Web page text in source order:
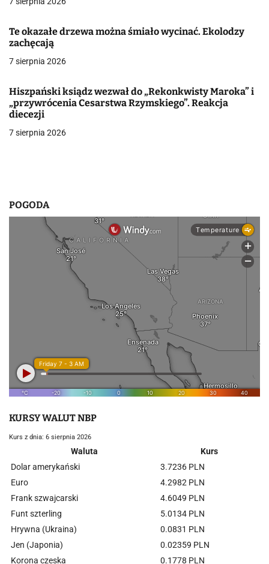
j
a
w
i
s
Te okazałe drzewa można śmiało wycinać. Ekolodzy
zachęcają
7 sierpnia 2026
Hiszpański ksiądz wezwał do „Rekonkwisty Maroka” i
„przywrócenia Cesarstwa Rzymskiego”. Reakcja
diecezji
7 sierpnia 2026
POGODA
KURSY WALUT NBP
Kurs z dnia: 6 sierpnia 2026
Waluta
Kurs
Dolar amerykański
3.7236 PLN
Euro
4.2982 PLN
Frank szwajcarski
4.6049 PLN
Funt szterling
5.0134 PLN
Hrywna (Ukraina)
0.0831 PLN
Jen (Japonia)
0.02359 PLN
Korona czeska
0.1778 PLN